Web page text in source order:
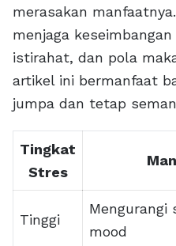
merasakan
menjaga
istirahat, dan pola
artikel ini bermanfaat
jumpa dan tetap
Tingkat
Stres
Tinggi
Mengurangi
mood